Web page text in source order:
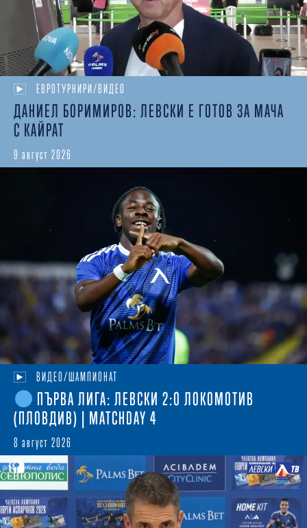
ЕВРОТУРНИРИ/ВИДЕО
ДАНИЕЛ БОРИМИРОВ: ЛЕВСКИ Е ГОТОВ ЗА МАЧА
С КАЙРАТ
9 август 2026
ВИДЕО/ШАМПИОНАТ
ПЪРВА ЛИГА: ЛЕВСКИ 2:0 ЛОКОМОТИВ
(ПЛОВДИВ) | MATCHDAY 4
8 август 2026